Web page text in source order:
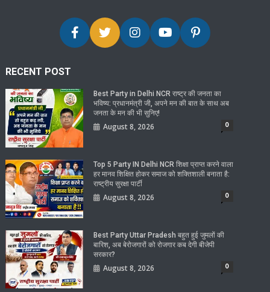
RECENT POST
Best Party in Delhi NCR राष्ट्र की जनता का
भविष्य: प्रधानमंत्री जी, अपने मन की बात के साथ अब
जनता के मन की भी सुनिए!
August 8, 2026 0
Top 5 Party IN Delhi NCR शिक्षा प्राप्त करने वाला
हर मानव शिक्षित होकर समाज को शक्तिशाली बनाता है:
राष्ट्रीय सुरक्षा पार्टी
August 8, 2026 0
Best Party Uttar Pradesh बहुत हुई जुमलों की
बारिश, अब बेरोजगारों को रोजगार कब देगी बीजेपी
सरकार?
August 8, 2026 0